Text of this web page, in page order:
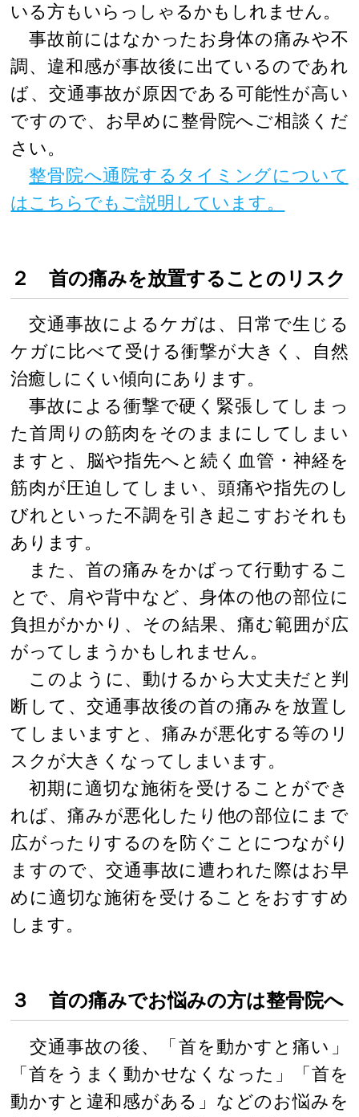
いる方もいらっしゃるかもしれません。
事故前にはなかったお身体の痛みや不
調、違和感が事故後に出ているのであれ
ば、交通事故が原因である可能性が高い
ですので、お早めに整骨院へご相談くだ
さい。
整骨院へ通院するタイミングについて
はこちらでもご説明しています。
２ 首の痛みを放置することのリスク
交通事故によるケガは、日常で生じる
ケガに比べて受ける衝撃が大きく、自然
治癒しにくい傾向にあります。
事故による衝撃で硬く緊張してしまっ
た首周りの筋肉をそのままにしてしまい
ますと、脳や指先へと続く血管・神経を
筋肉が圧迫してしまい、頭痛や指先のし
びれといった不調を引き起こすおそれも
あります。
また、首の痛みをかばって行動するこ
とで、肩や背中など、身体の他の部位に
負担がかかり、その結果、痛む範囲が広
がってしまうかもしれません。
このように、動けるから大丈夫だと判
断して、交通事故後の首の痛みを放置し
てしまいますと、痛みが悪化する等のリ
スクが大きくなってしまいます。
初期に適切な施術を受けることができ
れば、痛みが悪化したり他の部位にまで
広がったりするのを防ぐことにつながり
ますので、交通事故に遭われた際はお早
めに適切な施術を受けることをおすすめ
します。
３ 首の痛みでお悩みの方は整骨院へ
交通事故の後、「首を動かすと痛い」
「首をうまく動かせなくなった」「首を
動かすと違和感がある」などのお悩みを